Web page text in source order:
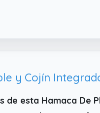
de esta Hamaca De